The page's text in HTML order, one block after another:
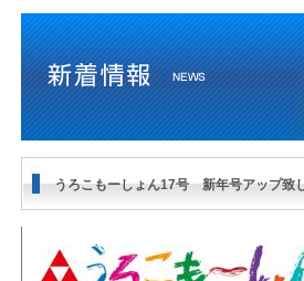
うろこもーしょん17号 新年号アップ致